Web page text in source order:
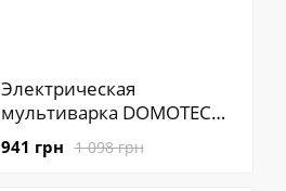
Электрическая
мультиварка DOMOTEC
MS-7726 для кухни ∙
Мультиварка DOMOTEC
1 098 грн
941 грн